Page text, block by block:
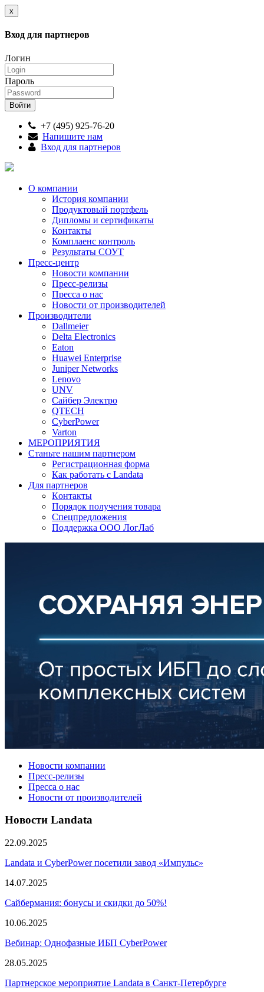
x
Вход для партнеров
Логин
Пароль
+7 (495) 925-76-20
Напишите нам
Вход для партнеров
О компании
История компании
Продуктовый портфель
Дипломы и сертификаты
Контакты
Комплаенс контроль
Результаты СОУТ
Пресс-центр
Новости компании
Пресс-релизы
Пресса о нас
Новости от производителей
Производители
Dallmeier
Delta Electronics
Eaton
Huawei Enterprise
Juniper Networks
Lenovo
UNV
Сайбер Электро
QTECH
CyberPower
Varton
МЕРОПРИЯТИЯ
Станьте нашим партнером
Регистрационная форма
Как работать с Landata
Для партнеров
Кoнтaкты
Порядок получения товара
Спецпредложения
Поддержка ООО ЛогЛаб
Новости компании
Пресс-релизы
Пресса о нас
Новости от производителей
Новости Landata
22.09.2025
Landata и CyberPower посетили завод «Импульс»
14.07.2025
Сайбермания: бонусы и скидки до 50%!
10.06.2025
Вебинар: Однофазные ИБП CyberPower
28.05.2025
Партнерское мероприятие Landata в Санкт-Петербурге